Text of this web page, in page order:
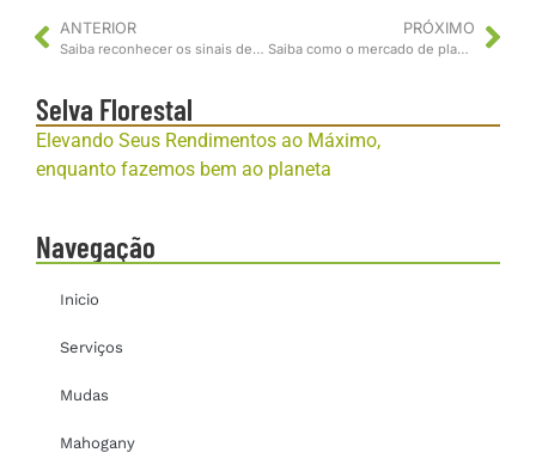
ANTERIOR
Saiba reconhecer os sinais de que sua plantação de mogno não está saudável
PRÓXIMO
Saiba como o mercado de plantio e comercialização de mogno africano se saiu durante a pandemia
Selva Florestal
Elevando Seus Rendimentos ao Máximo,
enquanto fazemos bem ao planeta
Navegação
Inicio
Serviços
Mudas
Mahogany